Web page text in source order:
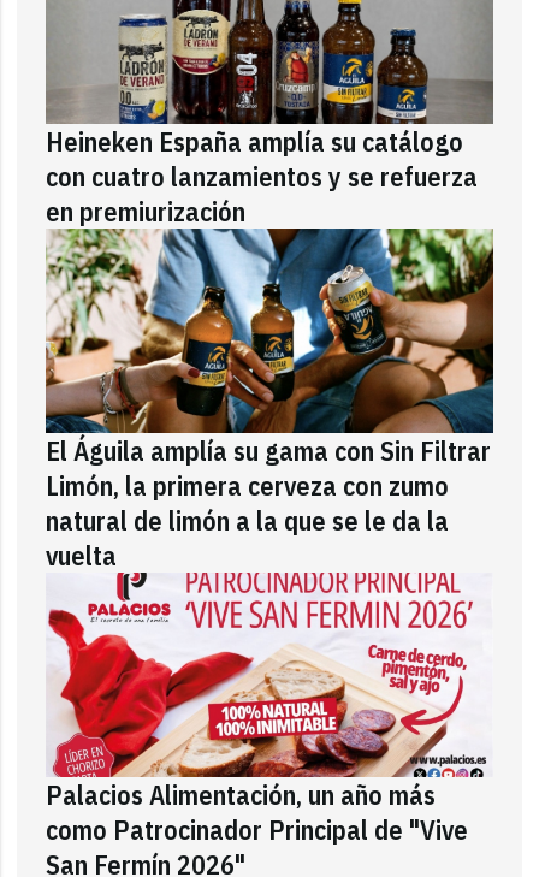
Heineken España amplía su catálogo
con cuatro lanzamientos y se refuerza
en premiurización
El Águila amplía su gama con Sin Filtrar
Limón, la primera cerveza con zumo
natural de limón a la que se le da la
vuelta
Palacios Alimentación, un año más
como Patrocinador Principal de "Vive
San Fermín 2026"